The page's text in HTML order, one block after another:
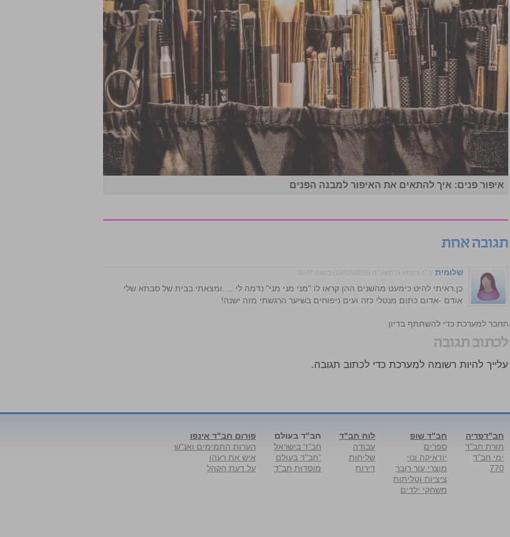
איפור פנים: איך להתאים את האיפור למבנה הפנים
תגובה אחת
שלומית כ״ז בתמוז ה׳תשע״ה (14/07/2015) בשעה 20:47
כן.ראיתי להיט כימעט מהשנים ההן קראו לו "מני מני מני" נדמה לי ….ומצאתי בבית של סבתא שלי
אודם -אדום כתום מנטלי כזה ועים ניפוחים בשיער הרגשתי מזה ישנה!
התחבר למערכת כדי להשתתף בדיון
לכתוב תגובה
עלייך להיות רשומה למערכת כדי לכתוב תגובה.
חב"דפדיה
תורת חב"ד
ימי חב"ד
770
חב"ד שופ
ספרים
יודאיקה ונוי
מוצרי עור רובר
ציציות וטליתות
משחקי ילדים
לוח חב"ד
עבודה
שליחות
דירות
חב"ד בעולם
חב"ד בישראל
"חב"ד בעולם
מוסדות חב"ד
פורום חב"ד אינפו
הערות התמימים ואנ"ש
איש את רעהו
על דעת הקהל